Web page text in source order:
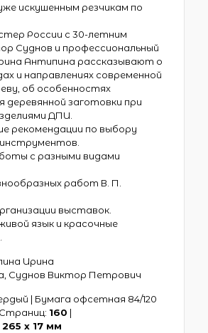
искушенным резчикам по
России с 30-летним
Суднов и профессиональный
Антипина рассказывают о
и направлениях современной
об особенностях
деревянной заготовки при
ДПИ.
рекомендации по выбору
с разными видами
работ В. П.
выставок.
язык и красочные
Ирина
Суднов Виктор Петрович
| Бумага офсетная 84/120
160 |
265 x 17 мм